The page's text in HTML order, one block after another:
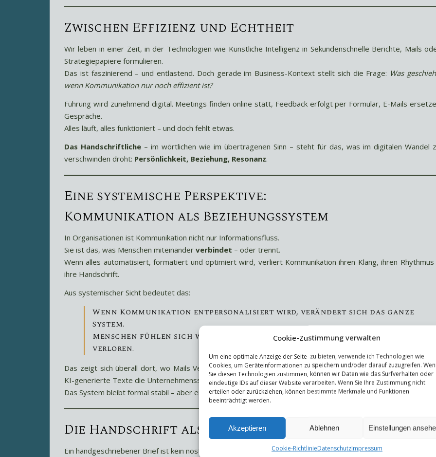
Cookie-Zustimmung verwalten
Um eine optimale Anzeige der Seite zu bieten, verwende ich Technologien wie
Cookies, um Geräteinformationen zu speichern und/oder darauf zuzugreifen.
Sie diesen Technologien zustimmen, können wir Daten wie das Surfverhalten oder
eindeutige IDs auf dieser Website verarbeiten. Wenn Sie Ihre Zustimmung nicht
erteilen oder zurückziehen, können bestimmte Merkmale und Funktionen
beeinträchtigt werden.
Akzeptieren Ablehnen Einstellungen
Cookie-RichtlinieDatenschutzImpressum
Zwischen Effizienz und Echtheit
Wir leben in einer Zeit, in der Technologien wie Künstliche Intelligenz in Sekundenschnelle Berichte, Mails
Strategiepapiere formulieren.
Das ist faszinierend – und entlastend. Doch gerade im Business-Kontext stellt sich die Frage: Was
wenn Kommunikation nur noch effizient ist?
Führung wird zunehmend digital. Meetings finden online statt, Feedback erfolgt per Formular, E-Mails
Gespräche.
Alles läuft, alles funktioniert – und doch fehlt etwas.
Das Handschriftliche – im wörtlichen wie im übertragenen Sinn – steht für das, was im digitalen Wandel
verschwinden droht: Persönlichkeit, Beziehung, Resonanz.
Eine systemische Perspektive:
Kommunikation als Beziehungssystem
In Organisationen ist Kommunikation nicht nur Informationsfluss.
Sie ist das, was Menschen miteinander verbindet – oder trennt.
Wenn alles automatisiert, formatiert und optimiert wird, verliert Kommunikation ihren Klang, ihren Rhythmus
ihre Handschrift.
Aus systemischer Sicht bedeutet das:
Wenn Kommunikation entpersonalisiert wird, verändert sich das ganze
System.
Menschen fühlen sich weniger gesehen, Bindung nimmt ab, Sinn geht
verloren.
Das zeigt sich überall dort, wo Mails Verständnis ersetzen, Feedbackprozesse zur Pflichtübung werden
KI-generierte Texte die Unternehmensstimme übernehmen.
Das System bleibt formal stabil – aber emotional verarmt.
Die Handschrift als Symbol
Ein handgeschriebener Brief ist kein nostalgisches Relikt, sondern eine Metapher.